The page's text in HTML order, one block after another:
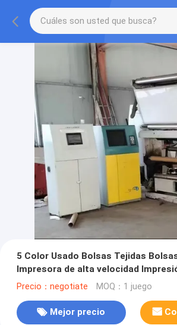
5 Color Usado Bolsas Tejidas
Impresora de alta velocidad
Precio：negotiate MOQ：1 juego
Mejor precio